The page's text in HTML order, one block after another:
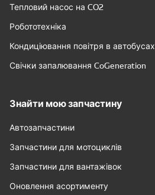
Тепловий насос на CO2
Робототехніка
Кондиціювання повітря в автобусах
Свічки запалювання CoGeneration
Знайти мою запчастину
Автозапчастини
Запчастини для мотоциклів
Запчастини для вантажівок
Оновлення асортименту